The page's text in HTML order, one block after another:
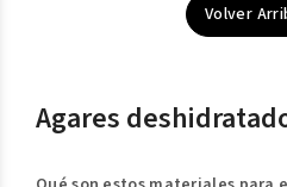
Volver
Agares